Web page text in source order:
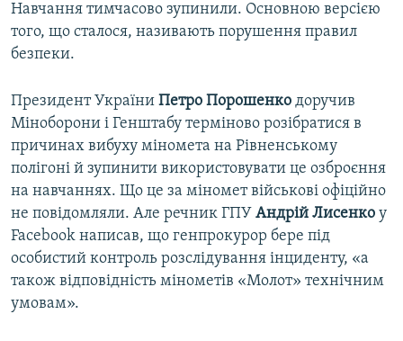
Навчання тимчасово зупинили. Основною версією
того, що сталося, називають порушення правил
безпеки.
Президент України Петро Порошенко доручив
Міноборони і Генштабу терміново розібратися в
причинах вибуху міномета на Рівненському
полігоні й зупинити використовувати це озброєння
на навчаннях. Що це за міномет військові офіційно
не повідомляли. Але речник ГПУ Андрій Лисенко у
Facebook написав, що генпрокурор бере під
особистий контроль розслідування інциденту, «а
також відповідність мінометів «Молот» технічним
умовам».